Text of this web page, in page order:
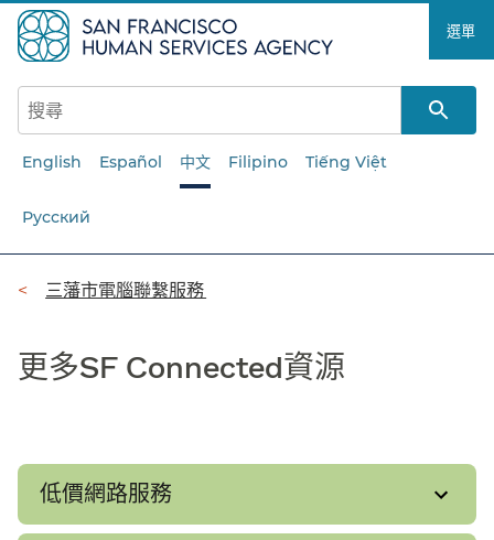
至
主
要
選單​​
English Español 中文 Filipino Tiếng Việt
Русский
導
列​​
三藩市電腦聯繫服務​​
更多SF Connected資源​​
低價網路服務​​